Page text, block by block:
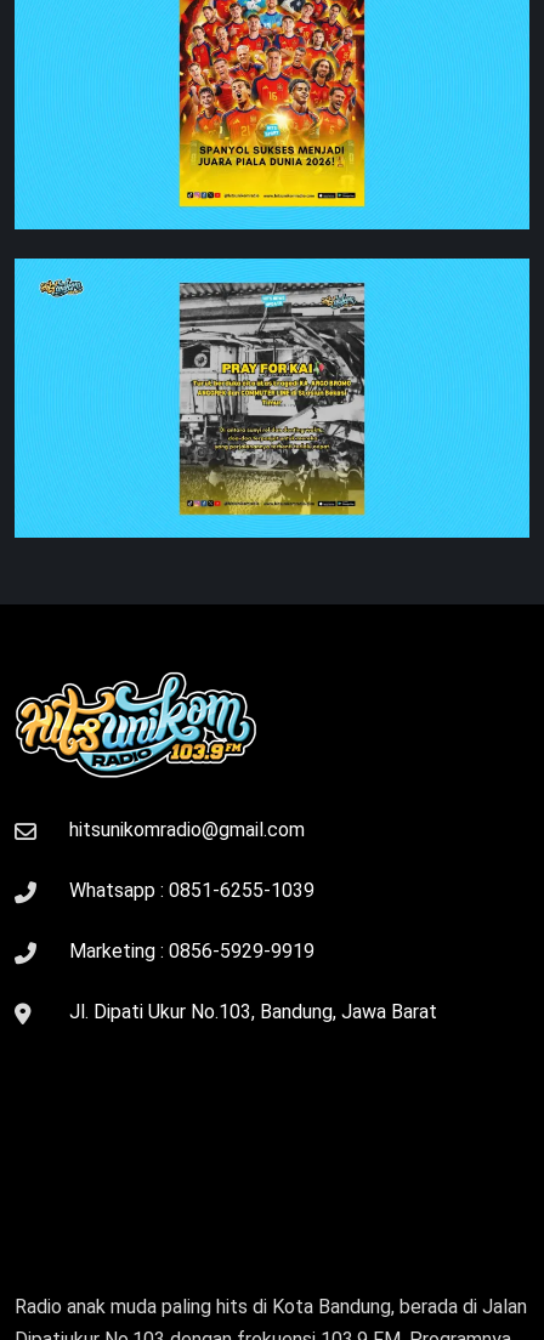
hitsunikomradio@gmail.com
Whatsapp : 0851-6255-1039
Marketing : 0856-5929-9919
Jl. Dipati Ukur No.103, Bandung, Jawa Barat
Radio anak muda paling hits di Kota Bandung, berada di Jalan